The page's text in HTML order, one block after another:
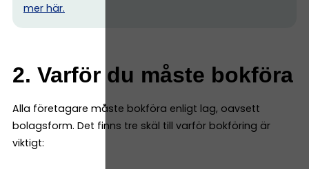
mer här.
2. Varför du måste bokföra
Alla företagare måste bokföra enligt lag, oavsett
bolagsform. Det finns tre skäl till varför bokföring är
viktigt: